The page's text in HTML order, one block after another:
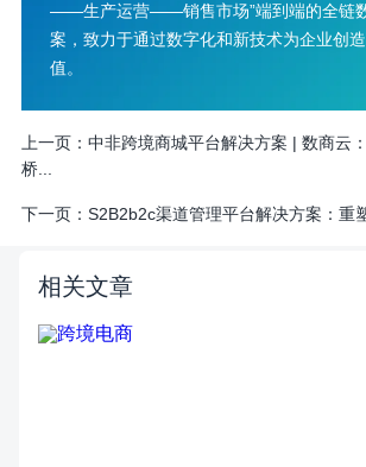
——生产运营——销售市场”端到端的全链
案，致力于通过数字化和新技术为企业创
值。
上一页： 中非跨境商城平台解决方案 | 数商云
桥...
下一页： S2B2b2c渠道管理平台解决方案：重
相关文章